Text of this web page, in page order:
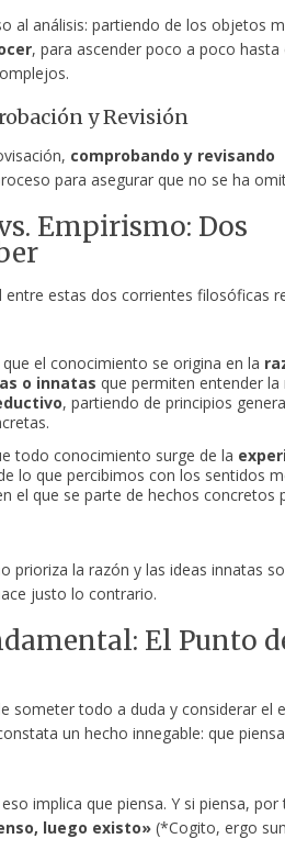
al análisis: partiendo de los objetos
, para ascender poco a poco hasta
y Revisión
comprobando y revisando
para asegurar que no se ha
Empirismo: Dos
entre estas dos corrientes filosóficas
el conocimiento se origina en la
o innatas que permiten entender la
, partiendo de principios
todo conocimiento surge de la
lo que percibimos con los sentidos
el que se parte de hechos concretos
prioriza la razón y las ideas innatas
justo lo contrario.
El Punto
someter todo a duda y considerar el
un hecho innegable: que
implica que piensa. Y si piensa,
luego existo»(*Cogito, ergo